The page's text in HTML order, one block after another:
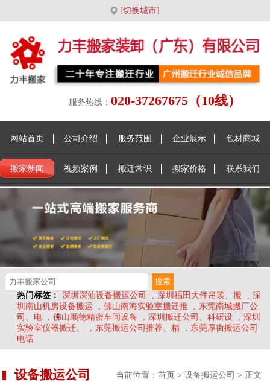
[切换城市]
服务热线： 020-37267675（10线）
网站首页 公司介绍 服务范围 企业展示 包材商城
搬家新闻 视频案例 搬迁常识 搬家价格 联系我们
热门标签： 深圳深汕设备搬运公司 , 深圳福田大件吊装、搬 , 深
圳南山机房设备搬运
, 佛山南海实验室搬迁推 , 东莞南城搬厂公
司、电
, 佛山顺德精密车间设备 , 深圳搬迁公司、科研设 , 深圳
实验室仪器搬迁、
, 东莞搬运公司推荐、精 , 东莞厚街搬运公司
电话
设备搬运公司 当前位置： 首页 > 设备搬运公司 > 正文